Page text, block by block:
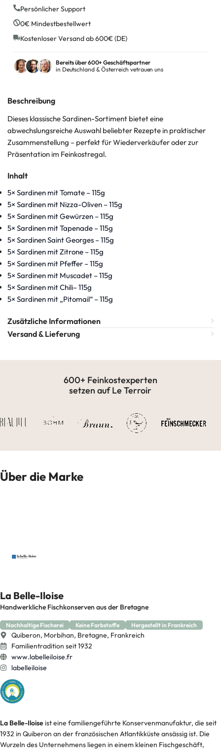
Persönlicher Support
0€ Mindestbestellwert
Kostenloser Versand ab 600€ (DE)
Bereits über 600+ Geschäftspartner
in Deutschland & Österreich vetrauen uns
Beschreibung
Dieses klassische Sardinen-Sortiment bietet eine
abwechslungsreiche Auswahl beliebter Rezepte in praktischer
Zusammenstellung – perfekt für Wiederverkäufer oder zur
Präsentation im Feinkostregal.
Inhalt
5× Sardinen mit Tomate – 115g
5× Sardinen mit Nizza-Oliven – 115g
5× Sardinen mit Gewürzen – 115g
5× Sardinen mit Tapenade – 115g
5× Sardinen Saint Georges – 115g
5× Sardinen mit Zitrone – 115g
5× Sardinen mit Pfeffer – 115g
5× Sardinen mit Muscadet – 115g
5× Sardinen mit Chili– 115g
5× Sardinen mit „Pitomail“ – 115g
Zusätzliche Informationen
Versand & Lieferung
600+ Feinkostexperten
setzen auf Le Terroir
Über die Marke
La Belle-Iloise
Handwerkliche Fischkonserven aus der Bretagne
Nachhaltige Fischerei Keine Farbstoffe Hergestellt in Frankreich
Quiberon, Morbihan, Bretagne, Frankreich
Familientradition seit 1932
www.labelleiloise.fr
labelleiloise
La Belle-Iloiseist eine familiengeführte Konservenmanufaktur, die seit
1932 in Quiberon an der französischen Atlantikküste ansässig ist. Die
Wurzeln des Unternehmens liegen in einem kleinen Fischgeschäft,